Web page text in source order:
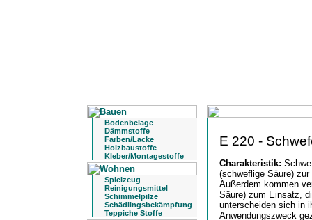
Bodenbeläge
Dämmstoffe
Farben/Lacke
Holzbaustoffe
Kleber/Montagestoffe
Spielzeug
Reinigungsmittel
Schimmelpilze
Schädlingsbekämpfung
Teppiche Stoffe
E 220 -
Charakteristik:
(schweflige Säure) zur
Außerdem kommen
Säure) zum Einsatz,
unterscheiden sich in
Anwendungszweck